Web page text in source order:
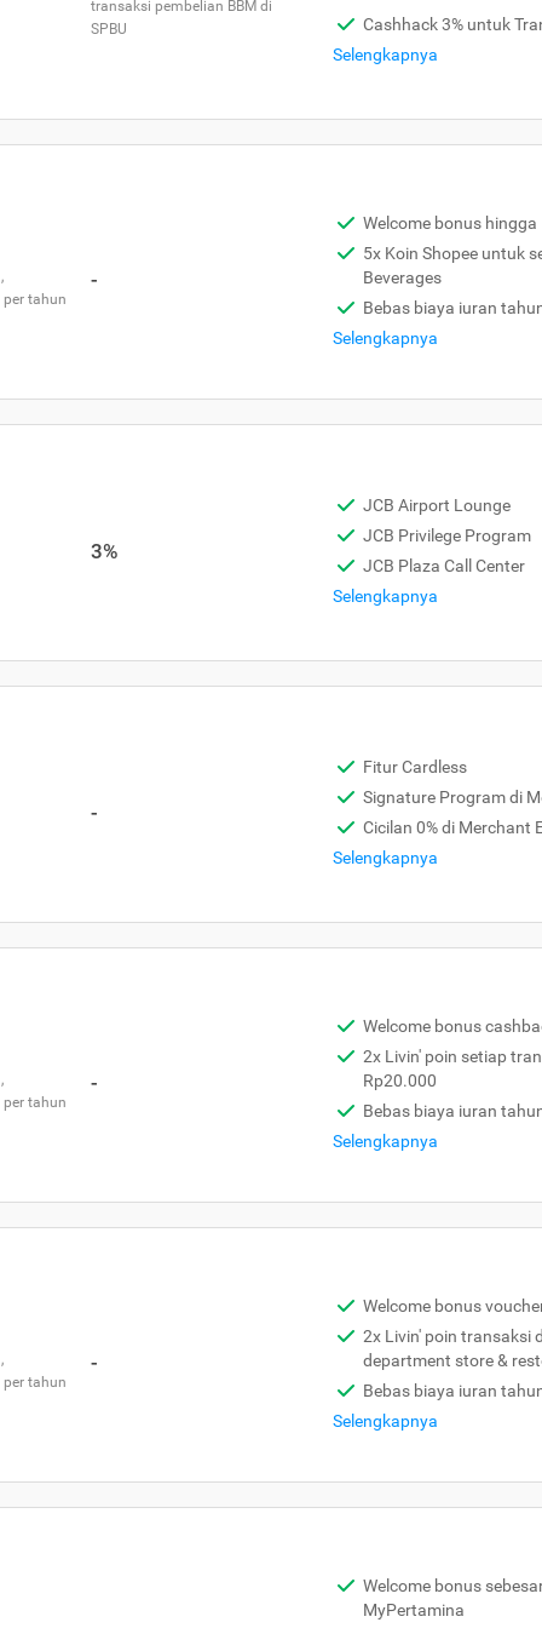
transaksi pembelian BBM di
SPBU
Cashhack 3% untuk
Selengkapnya
tahun
-
Welcome bonus
5x Koin Shopee untuk
Beverages
Bebas biaya iuran
Selengkapnya
3%
JCB Airport Lounge
JCB Privilege Program
JCB Plaza Call Center
Selengkapnya
-
Fitur Cardless
Signature Program di
Cicilan 0% di Merchant
Selengkapnya
tahun
-
Welcome bonus
2x Livin' poin setiap
Rp20.000
Bebas biaya iuran
Selengkapnya
tahun
-
Welcome bonus
2x Livin' poin transaksi
department store &
Bebas biaya iuran
Selengkapnya
Welcome bonus
MyPertamina